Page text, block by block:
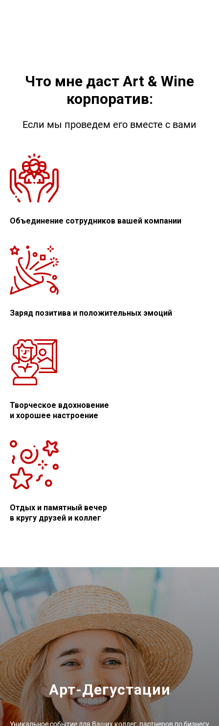
Что мне даст Art & Wine
корпоратив:
Если мы проведем его вместе с вами
Объединение сотрудников вашей компании
Заряд позитива и положительных эмоций
Творческое вдохновение
и хорошее настроение
Отдых и памятный вечер
в кругу друзей и коллег
Арт-Дегустации
Уникальное событие для Ваших коллег, партнеров по бизнесу